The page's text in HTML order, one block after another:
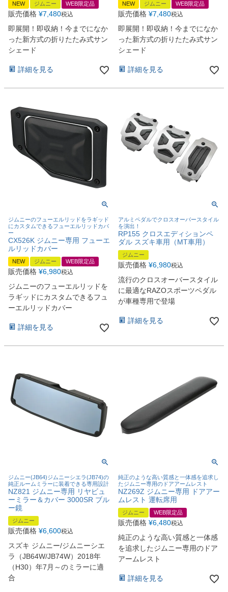
NEW ジムニー WEB限定品
販売価格 ¥7,480税込
即展開！即収納！今までになか
った新方式の折りたたみ式サン
シェード
詳細を見る
NEW ジムニー WEB限定品
販売価格 ¥7,480税込
即展開！即収納！今までになか
った新方式の折りたたみ式サン
シェード
詳細を見る
ジムニーのフューエルリッドをラギッド
にカスタムできるフューエルリッドカバ
ー
CX526K ジムニー専用 フューエ
ルリッドカバー
NEW ジムニー WEB限定品
販売価格 ¥6,980税込
ジムニーのフューエルリッドを
ラギッドにカスタムできるフュ
ーエルリッドカバー
詳細を見る
アルミペダルでクロスオーバースタイル
を演出！
RP155 クロスエディションペ
ダル スズキ車用（MT車用）
ジムニー
販売価格 ¥6,980税込
流行のクロスオーバースタイル
に最適なRAZOスポーツペダル
が車種専用で登場
詳細を見る
ジムニー(JB64)ジムニーシエラ(JB74)の
純正ルームミラーに装着できる専用設計
NZ821 ジムニー専用 リヤビュ
ーミラー＆カバー 3000SR ブル
ー鏡
ジムニー
販売価格 ¥6,600税込
スズキ ジムニー/ジムニーシエ
ラ（JB64W/JB74W）2018年
（H30）年7月～のミラーに適
合
純正のような高い質感と一体感を追求し
たジムニー専用のドアアームレスト
NZ269Z ジムニー専用 ドアアー
ムレスト 運転席用
ジムニー WEB限定品
販売価格 ¥6,480税込
純正のような高い質感と一体感
を追求したジムニー専用のドア
アームレスト
詳細を見る